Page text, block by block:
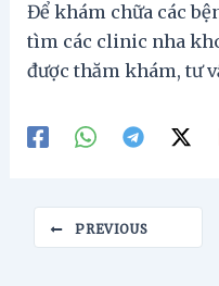
Để khám chữa các
tìm các clinic nha
được thăm khám, tư
navigation
PREVIOUS